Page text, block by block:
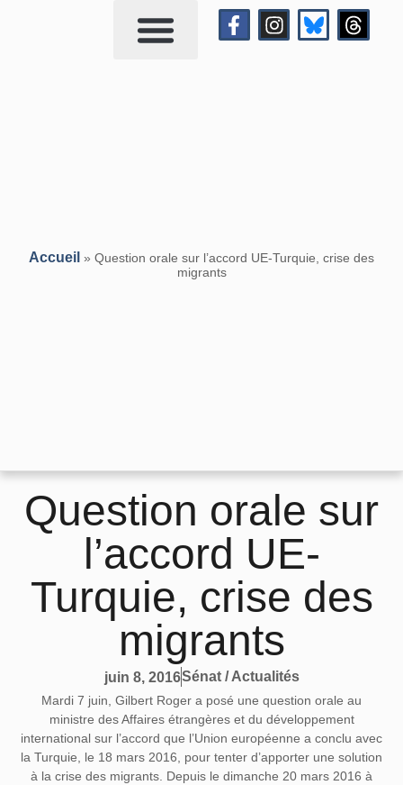
Accueil » Question orale sur l’accord UE-Turquie, crise des
migrants
Question orale sur
l’accord UE-
Turquie, crise des
migrants
juin 8, 2016Sénat / Actualités
Mardi 7 juin, Gilbert Roger a posé une question orale au
ministre des Affaires étrangères et du développement
international sur l’accord que l’Union européenne a conclu avec
la Turquie, le 18 mars 2016, pour tenter d’apporter une solution
à la crise des migrants. Depuis le dimanche 20 mars 2016 à